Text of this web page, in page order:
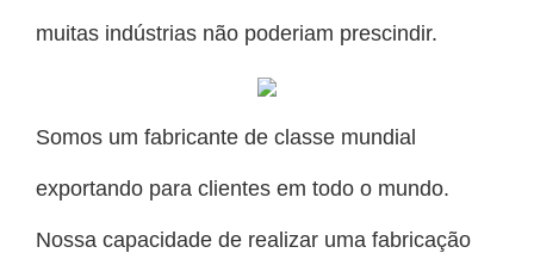
muitas indústrias não poderiam prescindir.
Somos um fabricante de classe mundial
exportando para clientes em todo o mundo.
Nossa capacidade de realizar uma fabricação